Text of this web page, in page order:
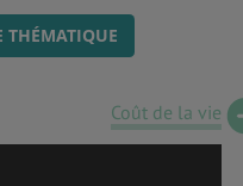
THÉMATIQUE
Coût de la vie